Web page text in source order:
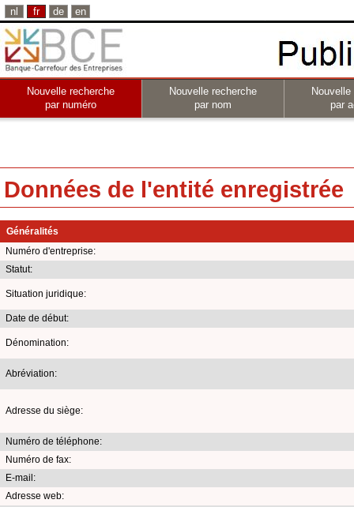
nl fr de en
Nouvelle recherche
par numéro
Nouvelle recherche
par nom
par
Données de l'entité enregistrée
Généralités
Numéro d'entreprise:
Statut:
Situation juridique:
Date de début:
Dénomination:
Abréviation:
Adresse du siège:
Numéro de téléphone:
Numéro de fax:
E-mail:
Adresse web: